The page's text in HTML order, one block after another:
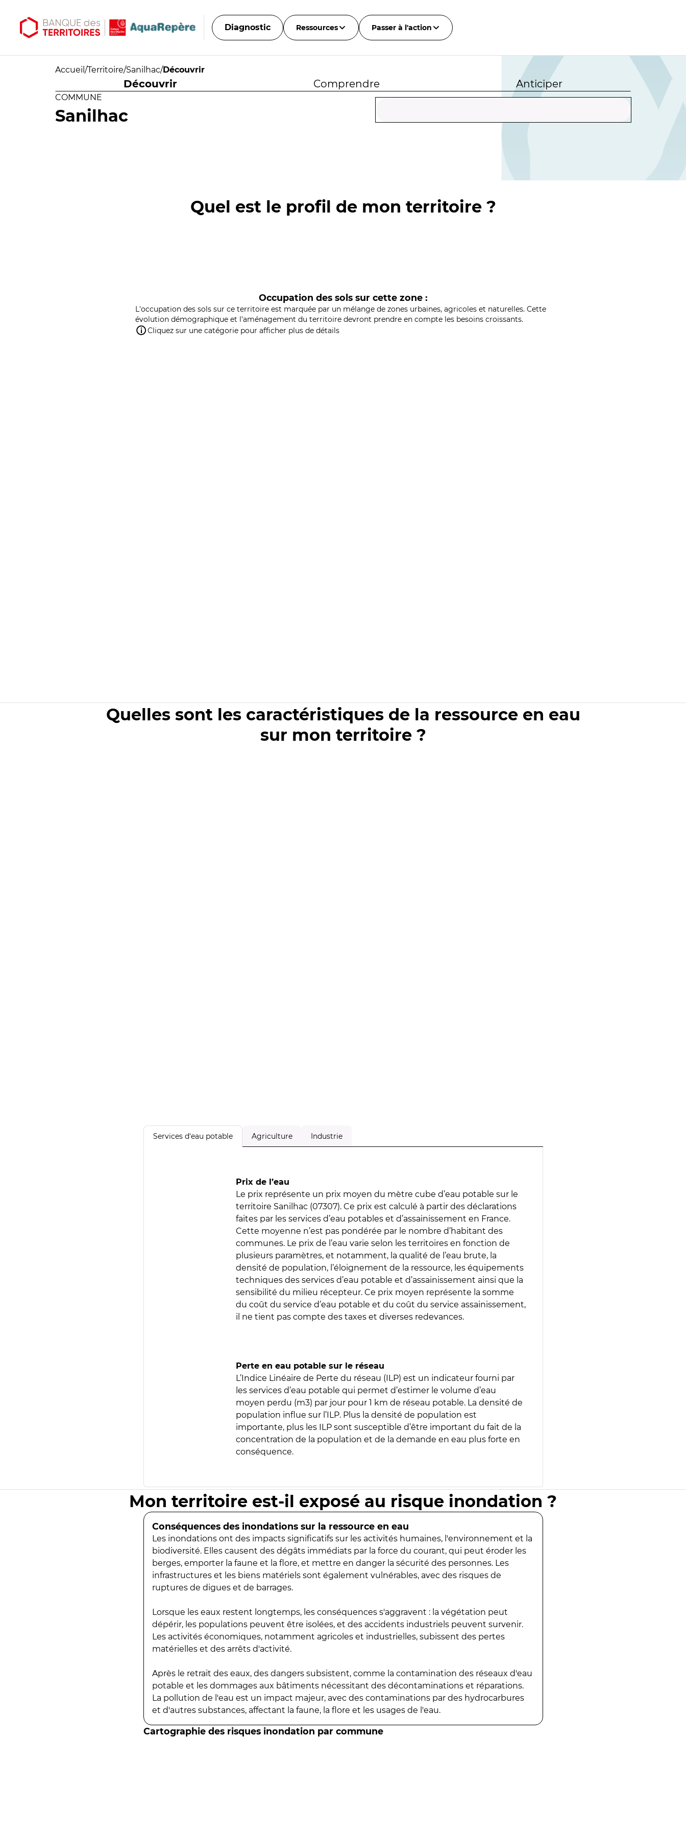
Diagnostic Ressources Passer à l'action
Accueil /Territoire/Sanilhac/Découvrir
Découvrir Comprendre Anticiper
COMMUNE
Sanilhac
Quel est le profil de mon territoire ?
Occupation des sols sur cette zone :
L'occupation des sols sur ce territoire est marquée par un mélange de zones urbaines, agricoles et naturelles. Cette
évolution démographique et l'aménagement du territoire devront prendre en compte les besoins croissants.
Cliquez sur une catégorie pour afficher plus de détails
Quelles sont les caractéristiques de la ressource en eau
sur mon territoire ?
Services d'eau potable Agriculture Industrie
Prix de l’eau
Le prix représente un prix moyen du mètre cube d’eau potable sur le
territoire Sanilhac (07307). Ce prix est calculé à partir des déclarations
faites par les services d’eau potables et d’assainissement en France.
Cette moyenne n’est pas pondérée par le nombre d’habitant des
communes. Le prix de l’eau varie selon les territoires en fonction de
plusieurs paramètres, et notamment, la qualité de l’eau brute, la
densité de population, l’éloignement de la ressource, les équipements
techniques des services d’eau potable et d’assainissement ainsi que la
sensibilité du milieu récepteur. Ce prix moyen représente la somme
du coût du service d’eau potable et du coût du service assainissement,
il ne tient pas compte des taxes et diverses redevances.
Perte en eau potable sur le réseau
L’Indice Linéaire de Perte du réseau (ILP) est un indicateur fourni par
les services d’eau potable qui permet d’estimer le volume d’eau
moyen perdu (m3) par jour pour 1 km de réseau potable. La densité de
population influe sur l’ILP. Plus la densité de population est
importante, plus les ILP sont susceptible d’être important du fait de la
concentration de la population et de la demande en eau plus forte en
conséquence.
Mon territoire est-il exposé au risque inondation ?
Conséquences des inondations sur la ressource en eau
Les inondations ont des impacts significatifs sur les activités humaines, l'environnement et la
biodiversité. Elles causent des dégâts immédiats par la force du courant, qui peut éroder les
berges, emporter la faune et la flore, et mettre en danger la sécurité des personnes. Les
infrastructures et les biens matériels sont également vulnérables, avec des risques de
ruptures de digues et de barrages.
Lorsque les eaux restent longtemps, les conséquences s'aggravent : la végétation peut
dépérir, les populations peuvent être isolées, et des accidents industriels peuvent survenir.
Les activités économiques, notamment agricoles et industrielles, subissent des pertes
matérielles et des arrêts d'activité.
Après le retrait des eaux, des dangers subsistent, comme la contamination des réseaux d'eau
potable et les dommages aux bâtiments nécessitant des décontaminations et réparations.
La pollution de l'eau est un impact majeur, avec des contaminations par des hydrocarbures
et d'autres substances, affectant la faune, la flore et les usages de l'eau.
Cartographie des risques inondation par commune